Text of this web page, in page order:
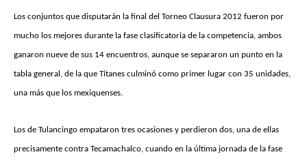
Los conjuntos que disputarán la final del Torneo Clausura 2012 fueron por
mucho los mejores durante la fase clasificatoria de la competencia, ambos
ganaron nueve de sus 14 encuentros, aunque se separaron un punto en la
tabla general, de la que Titanes culminó como primer lugar con 35 unidades,
una más que los mexiquenses.
Los de Tulancingo empataron tres ocasiones y perdieron dos, una de ellas
precisamente contra Tecamachalco, cuando en la última jornada de la fase